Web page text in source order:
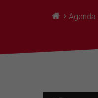
› Agenda